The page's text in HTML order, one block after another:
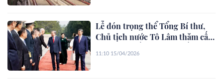
Lễ đón trọng thể Tổng Bí thư,
Chủ tịch nước Tô Lâm thăm cấp
11:10 15/04/2026